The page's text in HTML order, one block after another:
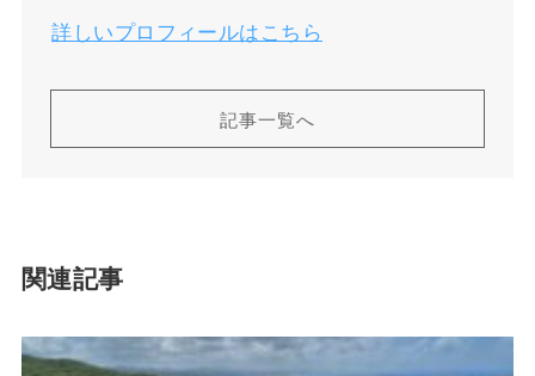
詳しいプロフィールはこちら
記事一覧へ
関連記事